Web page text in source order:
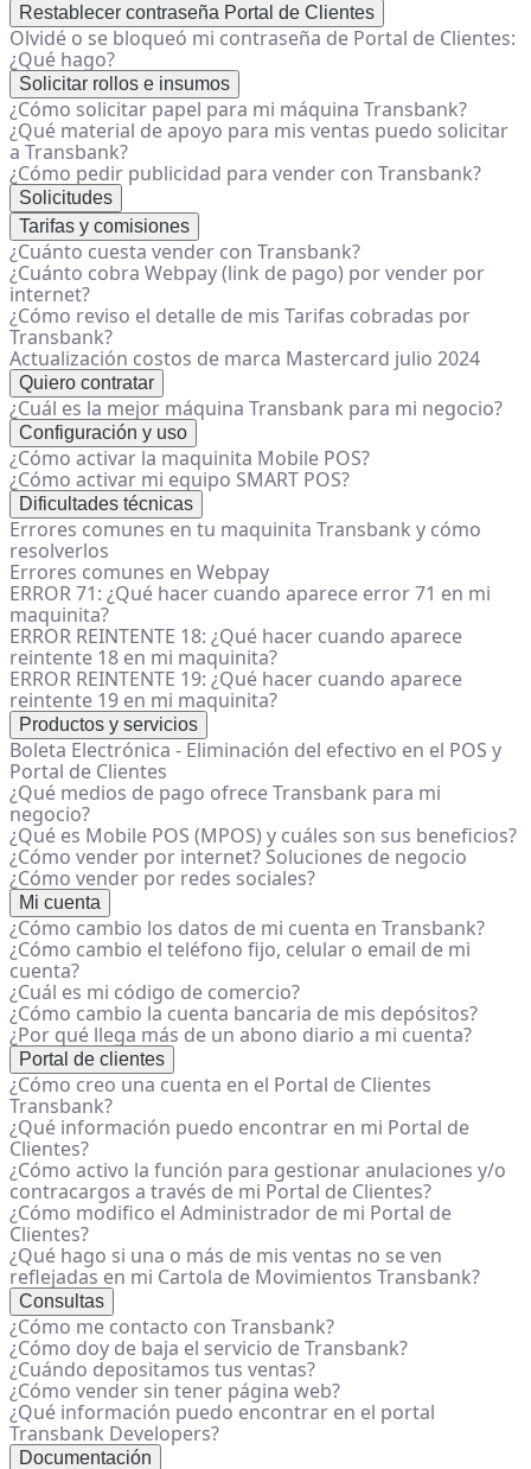
Restablecer contraseña Portal de Clientes
Olvidé o se bloqueó mi contraseña de Portal de Clientes:
¿Qué hago?
Solicitar rollos e insumos
¿Cómo solicitar papel para mi máquina Transbank?
¿Qué material de apoyo para mis ventas puedo solicitar
a Transbank?
¿Cómo pedir publicidad para vender con Transbank?
Solicitudes
Tarifas y comisiones
¿Cuánto cuesta vender con Transbank?
¿Cuánto cobra Webpay (link de pago) por vender por
internet?
¿Cómo reviso el detalle de mis Tarifas cobradas por
Transbank?
Actualización costos de marca Mastercard julio 2024
Quiero contratar
¿Cuál es la mejor máquina Transbank para mi negocio?
Configuración y uso
¿Cómo activar la maquinita Mobile POS?
¿Cómo activar mi equipo SMART POS?
Dificultades técnicas
Errores comunes en tu maquinita Transbank y cómo
resolverlos
Errores comunes en Webpay
ERROR 71: ¿Qué hacer cuando aparece error 71 en mi
maquinita?
ERROR REINTENTE 18: ¿Qué hacer cuando aparece
reintente 18 en mi maquinita?
ERROR REINTENTE 19: ¿Qué hacer cuando aparece
reintente 19 en mi maquinita?
Productos y servicios
Boleta Electrónica - Eliminación del efectivo en el POS y
Portal de Clientes
¿Qué medios de pago ofrece Transbank para mi
negocio?
¿Qué es Mobile POS (MPOS) y cuáles son sus beneficios?
¿Cómo vender por internet? Soluciones de negocio
¿Cómo vender por redes sociales?
Mi cuenta
¿Cómo cambio los datos de mi cuenta en Transbank?
¿Cómo cambio el teléfono fijo, celular o email de mi
cuenta?
¿Cuál es mi código de comercio?
¿Cómo cambio la cuenta bancaria de mis depósitos?
¿Por qué llega más de un abono diario a mi cuenta?
Portal de clientes
¿Cómo creo una cuenta en el Portal de Clientes
Transbank?
¿Qué información puedo encontrar en mi Portal de
Clientes?
¿Cómo activo la función para gestionar anulaciones y/o
contracargos a través de mi Portal de Clientes?
¿Cómo modifico el Administrador de mi Portal de
Clientes?
¿Qué hago si una o más de mis ventas no se ven
reflejadas en mi Cartola de Movimientos Transbank?
Consultas
¿Cómo me contacto con Transbank?
¿Cómo doy de baja el servicio de Transbank?
¿Cuándo depositamos tus ventas?
¿Cómo vender sin tener página web?
¿Qué información puedo encontrar en el portal
Transbank Developers?
Documentación